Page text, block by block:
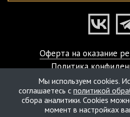
Оферта на оказание
Политика
© ART-VISAGE Studio
Мы используем cookies.
соглашаетесь с политикой
сбора аналитики. Cookies
момент в настройках